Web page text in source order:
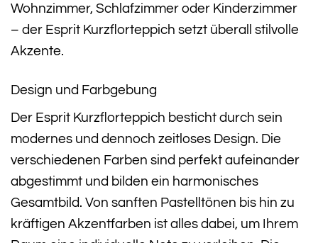
Wohnzimmer, Schlafzimmer oder Kinderzimmer
– der Esprit Kurzflorteppich setzt überall stilvolle
Akzente.
Design und Farbgebung
Der Esprit Kurzflorteppich besticht durch sein
modernes und dennoch zeitloses Design. Die
verschiedenen Farben sind perfekt aufeinander
abgestimmt und bilden ein harmonisches
Gesamtbild. Von sanften Pastelltönen bis hin zu
kräftigen Akzentfarben ist alles dabei, um Ihrem